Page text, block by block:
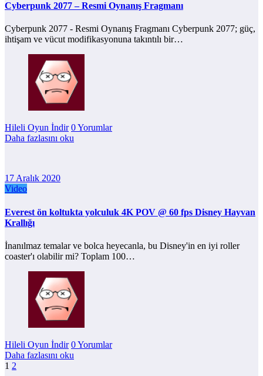
Cyberpunk 2077 – Resmi Oynanış Fragmanı
Cyberpunk 2077 - Resmi Oynanış Fragmanı Cyberpunk 2077; güç,
ihtişam ve vücut modifikasyonuna takıntılı bir…
Hileli Oyun İndir 0 Yorumlar
Daha fazlasını oku
17 Aralık 2020
Video
Everest ön koltukta yolculuk 4K POV @ 60 fps Disney Hayvan
Krallığı
İnanılmaz temalar ve bolca heyecanla, bu Disney'in en iyi roller
coaster'ı olabilir mi? Toplam 100…
Hileli Oyun İndir 0 Yorumlar
Daha fazlasını oku
Yazı
1 2